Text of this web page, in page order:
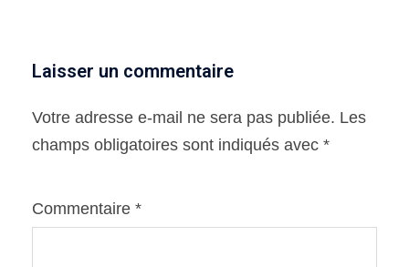
Laisser un commentaire
Votre adresse e-mail ne sera pas publiée. Les
champs obligatoires sont indiqués avec *
Commentaire *